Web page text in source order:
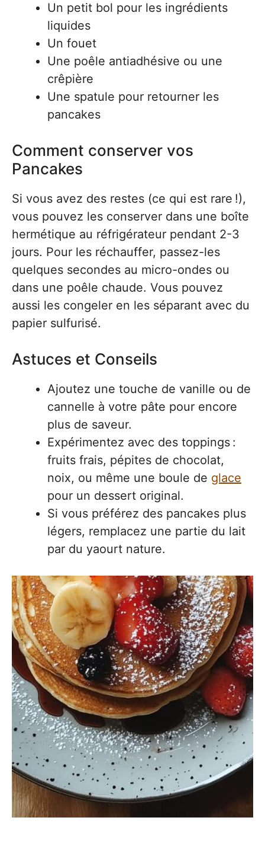
Un petit bol pour les ingrédients
liquides
Un fouet
Une poêle antiadhésive ou une
crêpière
Une spatule pour retourner les
pancakes
Comment conserver vos
Pancakes
Si vous avez des restes (ce qui est rare !),
vous pouvez les conserver dans une boîte
hermétique au réfrigérateur pendant 2-3
jours. Pour les réchauffer, passez-les
quelques secondes au micro-ondes ou
dans une poêle chaude. Vous pouvez
aussi les congeler en les séparant avec du
papier sulfurisé.
Astuces et Conseils
Ajoutez une touche de vanille ou de
cannelle à votre pâte pour encore
plus de saveur.
Expérimentez avec des toppings :
fruits frais, pépites de chocolat,
noix, ou même une boule de glace
pour un dessert original.
Si vous préférez des pancakes plus
légers, remplacez une partie du lait
par du yaourt nature.